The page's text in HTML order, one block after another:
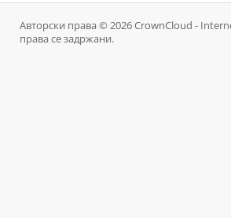
Авторски права © 2026 CrownCloud -
права се задржани.